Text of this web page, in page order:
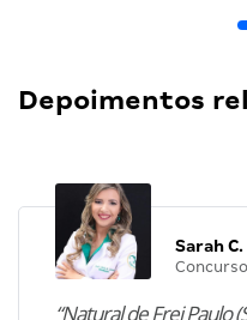
Depoimentos
Sarah C.
“Natural de Frei Paulo